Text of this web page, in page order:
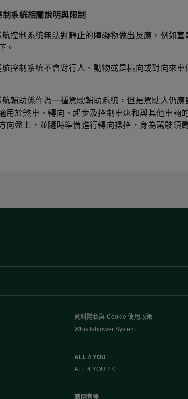
系統相關說明與限制
控制系統無法對靜止的障礙物做出反應，例如塞
。
控制系統不會對行人、動物或是橫向或對向來車
輔助係作為一種駕駛輔助系統，但是駕駛人仍應
用於煞車、轉向、起步及控制車速和與其他車輛
向盤上，並隨時準備進行轉向操控，身為駕駛須
資料隱私與 Cookie 使用政策
Whistleblower System
ALL 4 YOU
ALL 4 YOU 2.0